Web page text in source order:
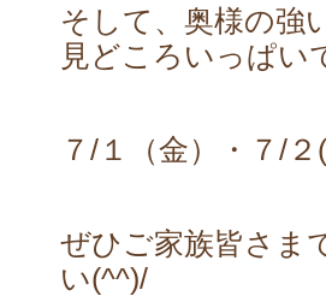
そして、奥様の強
見どころいっぱい
７/１（金）・７/
ぜひご家族皆さま
い(^^)/